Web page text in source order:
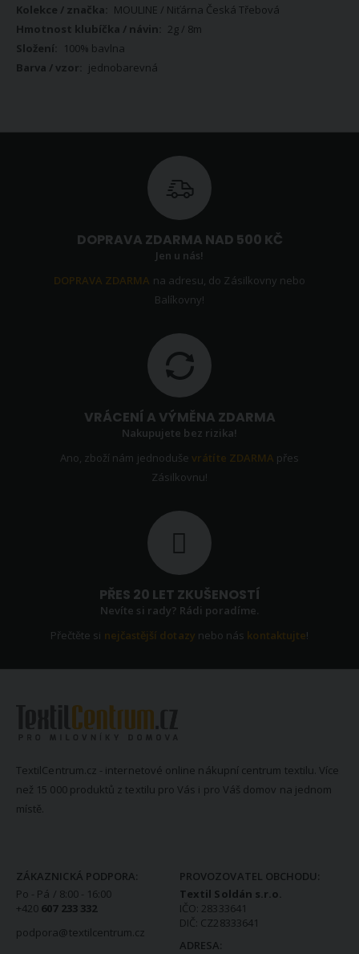
Více
informací
MOULINE / Niťárna Česká Třebová
2g / 8m
100% bavlna
jednobarevná
DOPRAVA ZDARMA NAD 500 KČ
Jen u nás!
DOPRAVA ZDARMA na adresu, do Zásilkovny nebo
Balíkovny!
VRÁCENÍ A VÝMĚNA ZDARMA
Nakupujete bez rizika!
Ano, zboží nám jednoduševrátíte ZDARMA přes
Zásilkovnu!
PŘES 20 LET ZKUŠENOSTÍ
Nevíte si rady? Rádi poradíme.
Přečtěte si nejčastější dotazy nebo nás kontaktujte!
TextilCentrum.cz - internetové online nákupní centrum textilu. Více
než 15 000 produktů z textilu pro Vás i pro Váš domov na jednom
místě.
ZÁKAZNICKÁ PODPORA:
Po - Pá / 8:00 - 16:00
+420 607 233 332
podpora@textilcentrum.cz
PROVOZOVATEL OBCHODU:
Textil Soldán s.r.o.
IČO: 28333641
DIČ: CZ28333641
ADRESA: